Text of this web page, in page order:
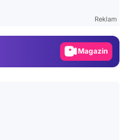
Reklam
Magazin